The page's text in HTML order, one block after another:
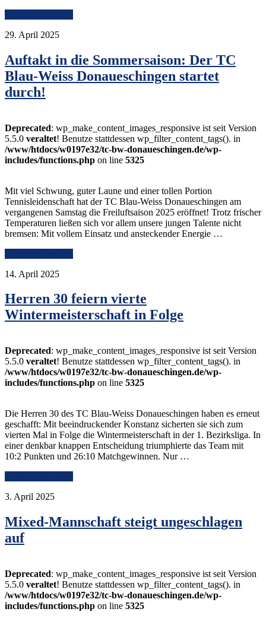
29. April 2025
Auftakt in die Sommersaison: Der TC
Blau-Weiss Donaueschingen startet
durch!
Deprecated: wp_make_content_images_responsive ist seit Version
5.5.0 veraltet! Benutze stattdessen wp_filter_content_tags(). in
/www/htdocs/w0197e32/tc-bw-donaueschingen.de/wp-
includes/functions.php on line 5325
Mit viel Schwung, guter Laune und einer tollen Portion
Tennisleidenschaft hat der TC Blau-Weiss Donaueschingen am
vergangenen Samstag die Freiluftsaison 2025 eröffnet! Trotz frischer
Temperaturen ließen sich vor allem unsere jungen Talente nicht
bremsen: Mit vollem Einsatz und ansteckender Energie …
14. April 2025
Herren 30 feiern vierte
Wintermeisterschaft in Folge
Deprecated: wp_make_content_images_responsive ist seit Version
5.5.0 veraltet! Benutze stattdessen wp_filter_content_tags(). in
/www/htdocs/w0197e32/tc-bw-donaueschingen.de/wp-
includes/functions.php on line 5325
Die Herren 30 des TC Blau-Weiss Donaueschingen haben es erneut
geschafft: Mit beeindruckender Konstanz sicherten sie sich zum
vierten Mal in Folge die Wintermeisterschaft in der 1. Bezirksliga. In
einer denkbar knappen Entscheidung triumphierte das Team mit
10:2 Punkten und 26:10 Matchgewinnen. Nur …
3. April 2025
Mixed-Mannschaft steigt ungeschlagen
auf
Deprecated: wp_make_content_images_responsive ist seit Version
5.5.0 veraltet! Benutze stattdessen wp_filter_content_tags(). in
/www/htdocs/w0197e32/tc-bw-donaueschingen.de/wp-
includes/functions.php on line 5325